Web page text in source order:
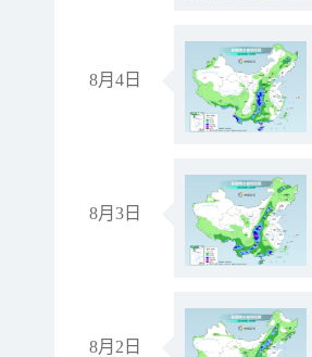
8月4日
8月3日
8月2日